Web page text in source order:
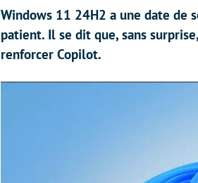
Windows 11 24H2 a une date
patient. Il se dit que, sans
renforcer Copilot.